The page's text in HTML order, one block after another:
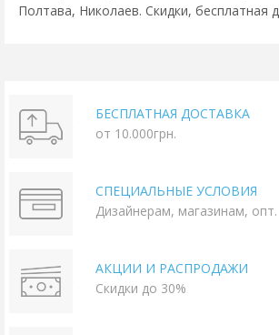
Полтава, Николаев. Скидки, бесплатная
БЕСПЛАТНАЯ ДОСТАВКА
от 10.000грн.
СПЕЦИАЛЬНЫЕ УСЛОВИЯ
Дизайнерам, магазинам, опт.
АКЦИИ И РАСПРОДАЖИ
Скидки до 30%